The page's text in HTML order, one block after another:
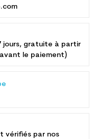
jours, gratuite à partir
le paiement)
vérifiés par nos